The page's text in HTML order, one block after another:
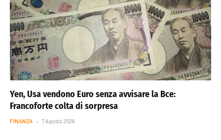
Yen, Usa vendono Euro senza avvisare la Bce:
Francoforte colta di sorpresa
FINANZA 7 Agosto 2026